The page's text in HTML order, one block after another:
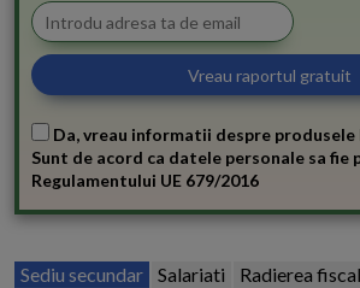
Da, vreau informatii despre
Sunt de acord ca datele personale sa
Regulamentului UE 679/2016
Sediu secundar Salariati Radierea